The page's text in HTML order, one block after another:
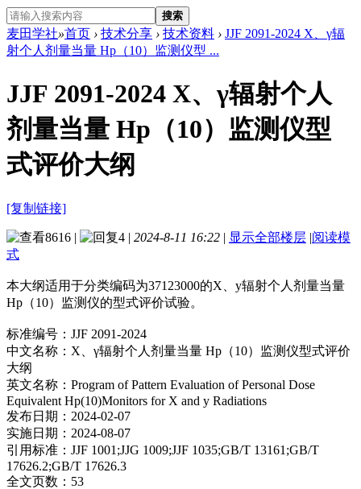
搜索
麦田学社»首页 › 技术分享 › 技术资料 › JJF 2091-2024 X、γ辐
射个人剂量当量 Hp（10）监测仪型 ...
JJF 2091-2024 X、γ辐射个人
剂量当量 Hp（10）监测仪型
式评价大纲
[复制链接]
8616 | 4 | 2024-8-11 16:22 | 显示全部楼层 |阅读模
式
本大纲适用于分类编码为37123000的X、y辐射个人剂量当量
Hp（10）监测仪的型式评价试验。
标准编号：JJF 2091-2024
中文名称：X、γ辐射个人剂量当量 Hp（10）监测仪型式评价
大纲
英文名称：Program of Pattern Evaluation of Personal Dose
Equivalent Hp(10)Monitors for X and y Radiations
发布日期：2024-02-07
实施日期：2024-08-07
引用标准：JJF 1001;JJG 1009;JJF 1035;GB/T 13161;GB/T
17626.2;GB/T 17626.3
全文页数：53